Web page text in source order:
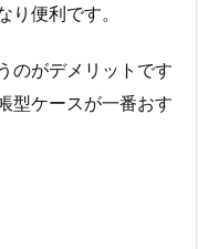
便利です。
のがデメリットです
型ケースが一番おす